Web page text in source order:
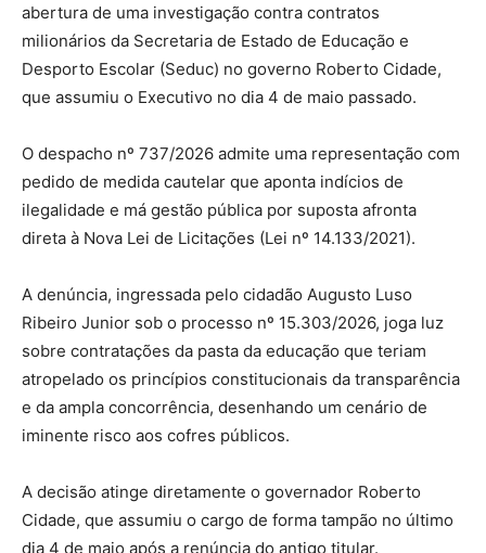
abertura de uma investigação contra contratos
milionários da Secretaria de Estado de Educação e
Desporto Escolar (Seduc) no governo Roberto Cidade,
que assumiu o Executivo no dia 4 de maio passado.
O despacho nº 737/2026 admite uma representação com
pedido de medida cautelar que aponta indícios de
ilegalidade e má gestão pública por suposta afronta
direta à Nova Lei de Licitações (Lei nº 14.133/2021).
A denúncia, ingressada pelo cidadão Augusto Luso
Ribeiro Junior sob o processo nº 15.303/2026, joga luz
sobre contratações da pasta da educação que teriam
atropelado os princípios constitucionais da transparência
e da ampla concorrência, desenhando um cenário de
iminente risco aos cofres públicos.
A decisão atinge diretamente o governador Roberto
Cidade, que assumiu o cargo de forma tampão no último
dia 4 de maio após a renúncia do antigo titular.